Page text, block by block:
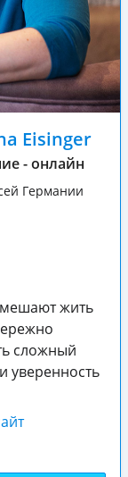
Eisinger
- онлайн
Германии
мешают жить
сложный
уверенность